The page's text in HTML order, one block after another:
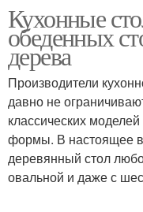
Стол из массива
Стол на кухню
Кухонные
обеденных
дерева
Производители
давно не
классических
формы. В настоящее
деревянный стол
овальной и даже с